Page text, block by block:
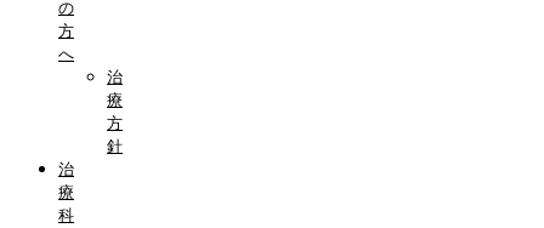
の
方
へ
治
療
方
針
治
療
科